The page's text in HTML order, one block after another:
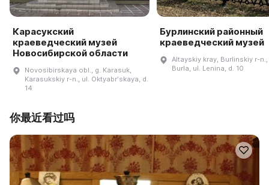
Карасукский
краеведческий музей
Новосибирской области
Novosibirskaya obl., g. Karasuk,
Karasukskiy r-n., ul. Oktyabrʹskaya, d.
14
Бурлинский районный
краеведческий музей
Altayskiy kray, Burlinskiy r-
Burla, ul. Lenina, d. 10
你最近看过吗